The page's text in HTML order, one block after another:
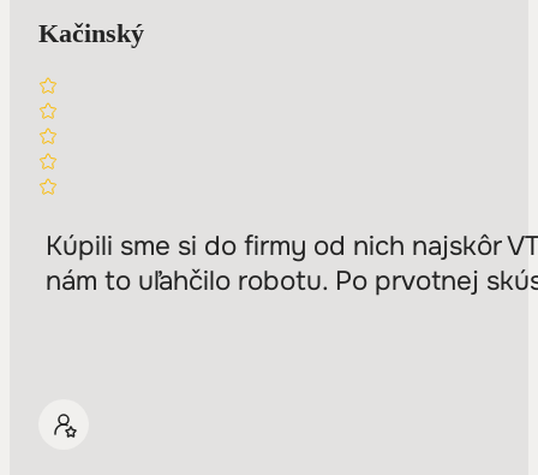
Kačinský
Kúpili sme si do firmy od nich najskôr
nám to uľahčilo robotu. Po prvotnej